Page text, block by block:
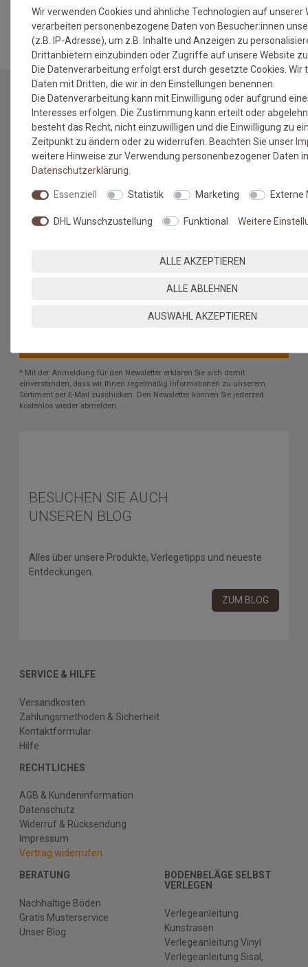
MEHR INFORMATIONEN ZUM EU VERANTWORTLICHEN »
NEWSLETTER
Jetzt anmelden: Profitieren Sie von aktuellen Angeboten
und erfahren Sie von den neuesten Produkten als
VORNAME NACHNAME
habe. Meine Einwilligung kann ich jederzeit widerrufen.**
ABONNIEREN
* Mit der Anmeldung für den Newsletter erklären Sie sich damit
einverstanden, dass wir Ihnen regelmäßig Informationen zu unserem
Sortiment per E-Mail zuschicken. Den Newsletter können Sie jederzeit
kostenlos wieder abmelden.
BESUCHEN SIE AUCH
UNSEREN BLOG
Alles über unsere Produkte, Verlegetipps und neueste
Entdeckungen.
ZUM BLOG
SERVICE & HILFE
Versandkosten
Zahlungsmethoden & Sicherheit
Kontaktformular
Hilfe
RECHTLICHES
AGB & Kundeninformation
Datenschutz
Widerruf & Rücksendung
Impressum
Vertrag widerrufen
BERATUNG
Nachhaltige Böden
Gratis Musterservice
Unser Blog
BODENBELÄGE SELBST
VERLEGEN
Verlegeanleitung
Kunstrasen
Verlegeanleitung Vinyl
Verlegeanleitung Sisal,
Wir verwenden Cookies und ähnliche Technologien auf unserer
verarbeiten personenbezogene Daten von Besucher:innen
(z.B. IP-Adresse), um z.B. Inhalte und Anzeigen zu
Drittanbietern einzubinden oder Zugriffe auf unsere Website
Die Datenverarbeitung erfolgt erst durch gesetzte Cookies. Wir
Daten mit Dritten, die wir in den Einstellungen benennen.
Die Datenverarbeitung kann mit Einwilligung oder aufgrund
Interesses erfolgen. Die Zustimmung kann erteilt oder
besteht das Recht, nicht einzuwilligen und die Einwilligung zu
Zeitpunkt zu ändern oder zu widerrufen. Beachten Sie unser
weitere Hinweise zur Verwendung personenbezogener Daten
Daten­schutz­erklärung
Essenziell Statistik Marketing Externe
DHL Wunschzustellung Funktional Weitere
ALLE AKZEPTIEREN
ALLE ABLEHNEN
AUSWAHL AKZEPTIEREN